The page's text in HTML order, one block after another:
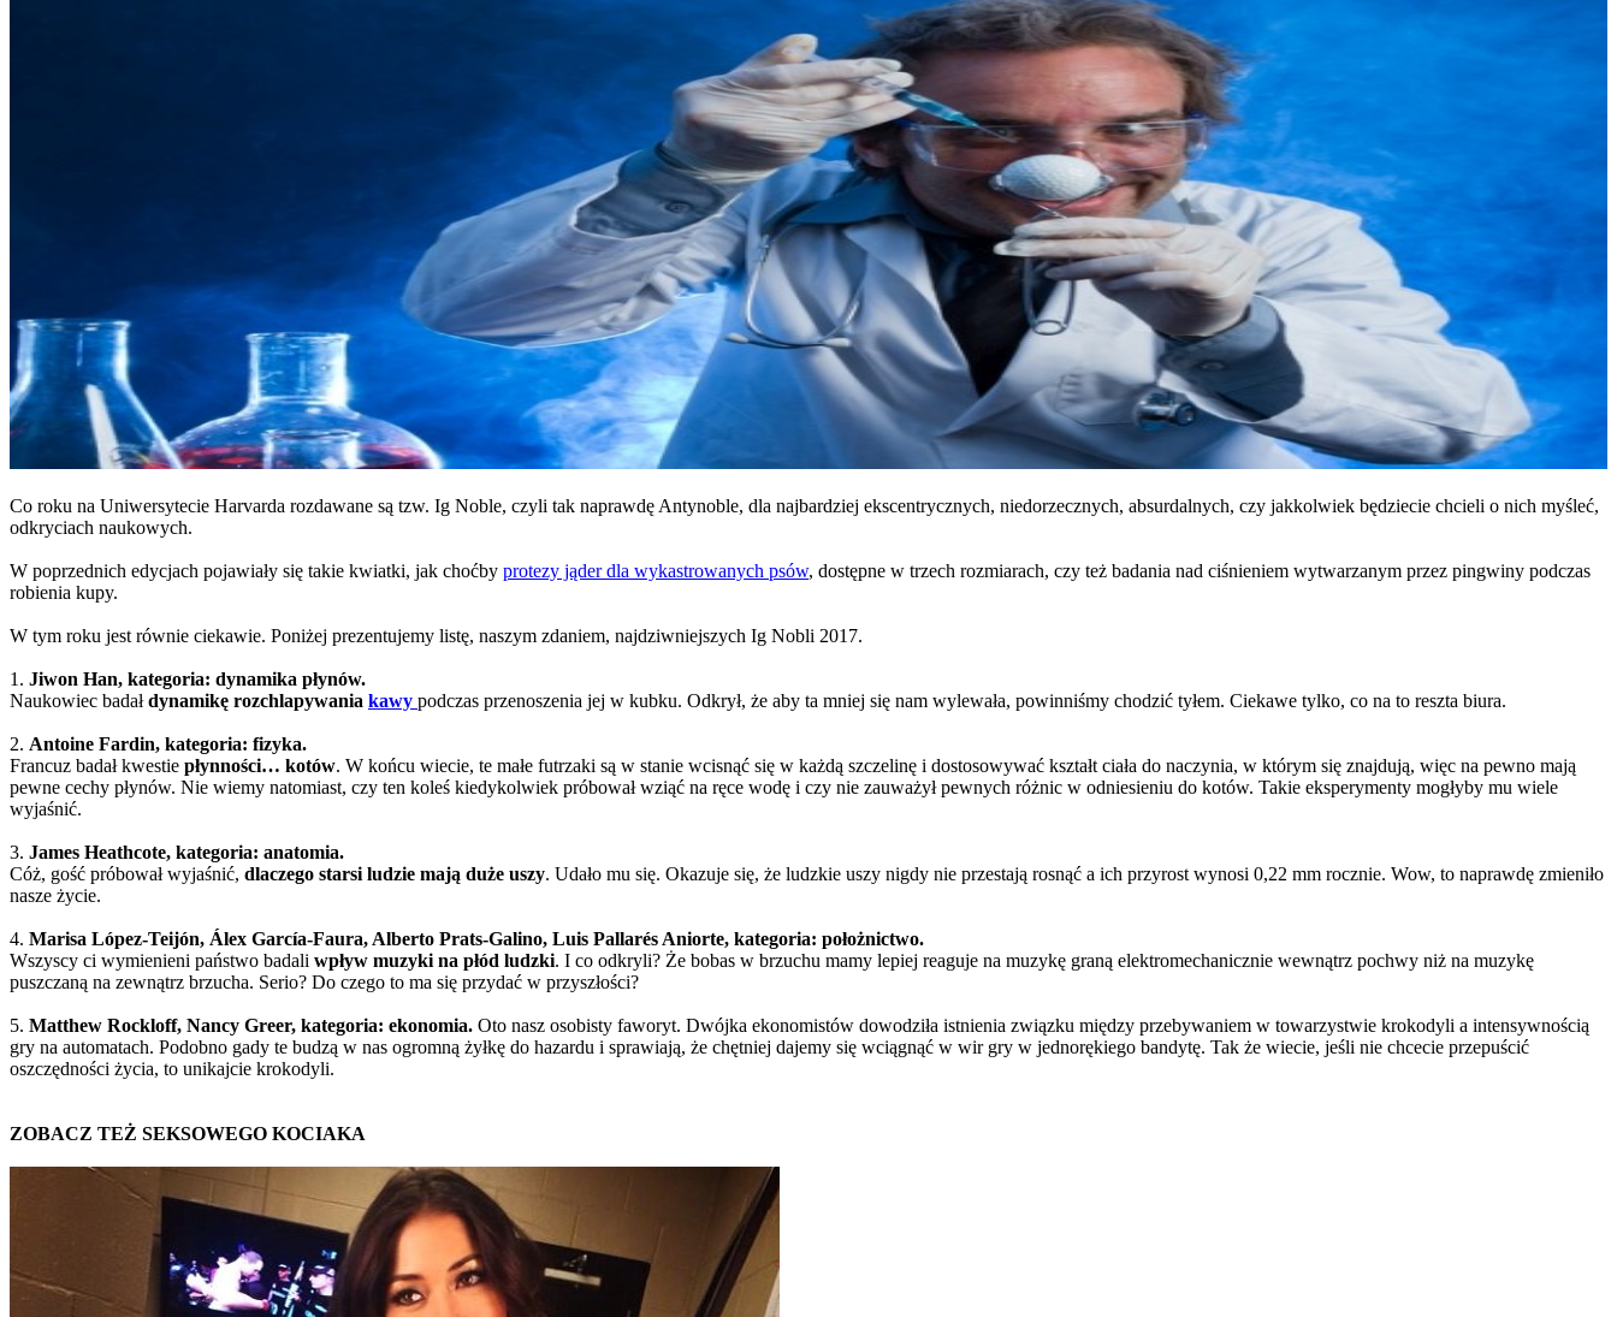
Co roku na Uniwersytecie Harvarda rozdawane są tzw. Ig Noble, czyli tak naprawdę Antynoble, dla najbardziej ekscentrycznych, niedorzecznych, absurdalnych, czy jakkolwiek będziecie chcieli o nich myśleć,
odkryciach naukowych.
W poprzednich edycjach pojawiały się takie kwiatki, jak choćby protezy jąder dla wykastrowanych psów, dostępne w trzech rozmiarach, czy też badania nad ciśnieniem wytwarzanym przez pingwiny podczas
robienia kupy.
W tym roku jest równie ciekawie. Poniżej prezentujemy listę, naszym zdaniem, najdziwniejszych Ig Nobli 2017.
1. Jiwon Han, kategoria: dynamika płynów.
Naukowiec badałdynamikę rozchlapywania kawy podczas przenoszenia jej w kubku. Odkrył, że aby ta mniej się nam wylewała, powinniśmy chodzić tyłem. Ciekawe tylko, co na to reszta biura.
2. Antoine Fardin, kategoria: fizyka.
Francuz badał kwestie płynności… kotów. W końcu wiecie, te małe futrzaki są w stanie wcisnąć się w każdą szczelinę i dostosowywać kształt ciała do naczynia, w którym się znajdują, więc na pewno mają
pewne cechy płynów. Nie wiemy natomiast, czy ten koleś kiedykolwiek próbował wziąć na ręce wodę i czy nie zauważył pewnych różnic w odniesieniu do kotów. Takie eksperymenty mogłyby mu wiele
wyjaśnić.
3. James Heathcote, kategoria: anatomia.
Cóż, gość próbował wyjaśnić, dlaczego starsi ludzie mają duże uszy. Udało mu się. Okazuje się, że ludzkie uszy nigdy nie przestają rosnąć a ich przyrost wynosi 0,22 mm rocznie. Wow, to naprawdę zmieniło
nasze życie.
4. Marisa López-Teijón, Álex García-Faura, Alberto Prats-Galino, Luis Pallarés Aniorte, kategoria: położnictwo.
Wszyscy ci wymienieni państwo badali wpływ muzyki na płód ludzki. I co odkryli? Że bobas w brzuchu mamy lepiej reaguje na muzykę graną elektromechanicznie wewnątrz pochwy niż na muzykę
puszczaną na zewnątrz brzucha. Serio? Do czego to ma się przydać w przyszłości?
5. Matthew Rockloff, Nancy Greer, kategoria: ekonomia. Oto nasz osobisty faworyt. Dwójka ekonomistów dowodziła istnienia związku między przebywaniem w towarzystwie krokodyli a intensywnością
gry na automatach. Podobno gady te budzą w nas ogromną żyłkę do hazardu i sprawiają, że chętniej dajemy się wciągnąć w wir gry w jednorękiego bandytę. Tak że wiecie, jeśli nie chcecie przepuścić
oszczędności życia, to unikajcie krokodyli.
ZOBACZ TEŻ SEKSOWEGO KOCIAKA